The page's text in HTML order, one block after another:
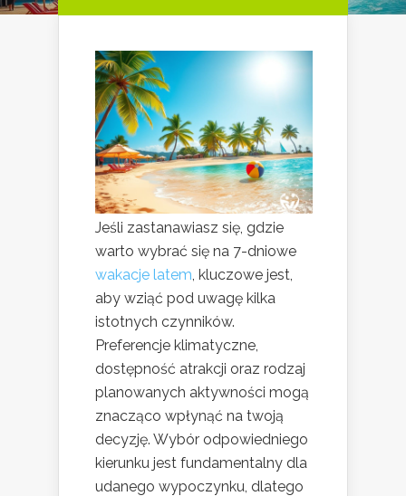
Jeśli zastanawiasz się, gdzie
warto wybrać się na 7-dniowe
wakacje latem , kluczowe jest,
aby wziąć pod uwagę kilka
istotnych czynników.
Preferencje klimatyczne,
dostępność atrakcji oraz rodzaj
planowanych aktywności mogą
znacząco wpłynąć na twoją
decyzję. Wybór odpowiedniego
kierunku jest fundamentalny dla
udanego wypoczynku, dlatego